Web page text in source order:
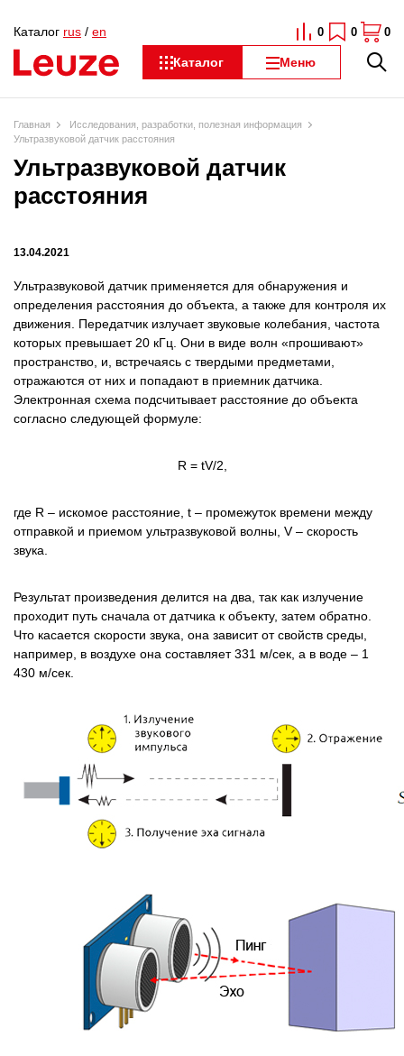
Каталог Меню
Каталог rus / en 0 0 0
Главная
Исследования, разработки, полезная информация
Ультразвуковой датчик расстояния
Ультразвуковой датчик
расстояния
13.04.2021
Ультразвуковой датчик применяется для обнаружения и
определения расстояния до объекта, а также для контроля их
движения. Передатчик излучает звуковые колебания, частота
которых превышает 20 кГц. Они в виде волн «прошивают»
пространство, и, встречаясь с твердыми предметами,
отражаются от них и попадают в приемник датчика.
Электронная схема подсчитывает расстояние до объекта
согласно следующей формуле:
R = tV/2,
где R – искомое расстояние, t – промежуток времени между
отправкой и приемом ультразвуковой волны, V – скорость
звука.
Результат произведения делится на два, так как излучение
проходит путь сначала от датчика к объекту, затем обратно.
Что касается скорости звука, она зависит от свойств среды,
например, в воздухе она составляет 331 м/сек, а в воде – 1
430 м/сек.